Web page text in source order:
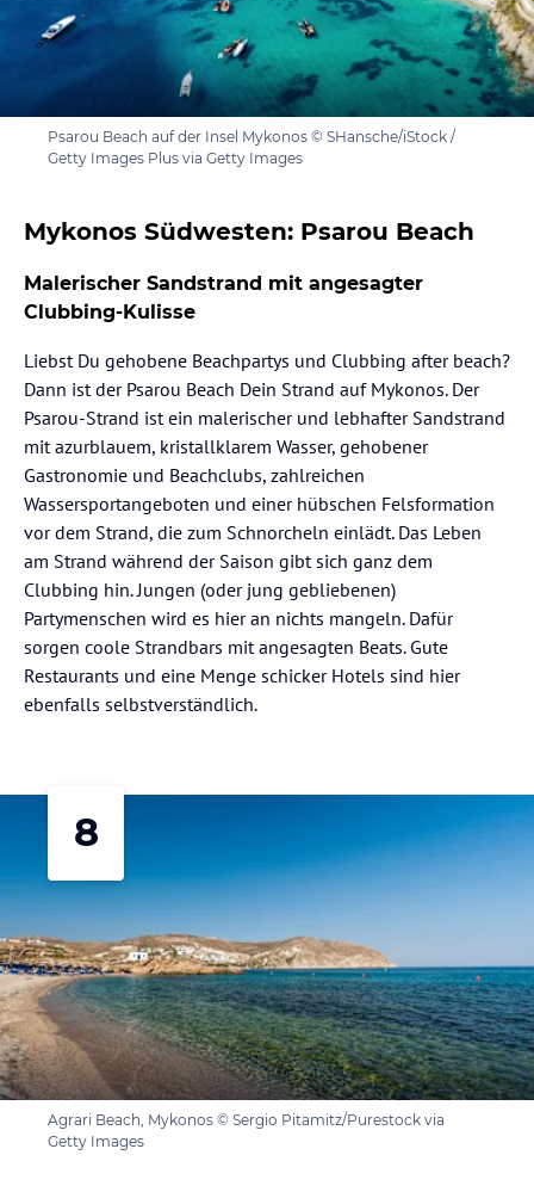
Psarou Beach auf der Insel Mykonos © SHansche/iStock /
Getty Images Plus via Getty Images
Mykonos Südwesten: Psarou Beach
Malerischer Sandstrand mit angesagter
Clubbing-Kulisse
Liebst Du gehobene Beachpartys und Clubbing after beach?
Dann ist der Psarou Beach Dein Strand auf Mykonos. Der
Psarou-Strand ist ein malerischer und lebhafter Sandstrand
mit azurblauem, kristallklarem Wasser, gehobener
Gastronomie und Beachclubs, zahlreichen
Wassersportangeboten und einer hübschen Felsformation
vor dem Strand, die zum Schnorcheln einlädt. Das Leben
am Strand während der Saison gibt sich ganz dem
Clubbing hin. Jungen (oder jung gebliebenen)
Partymenschen wird es hier an nichts mangeln. Dafür
sorgen coole Strandbars mit angesagten Beats. Gute
Restaurants und eine Menge schicker Hotels sind hier
ebenfalls selbstverständlich.
8
Agrari Beach, Mykonos © Sergio Pitamitz/Purestock via
Getty Images